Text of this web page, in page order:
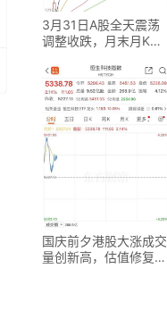
3月31日A股全天震荡
调整收跌，月末月K线
国庆前夕港股大涨成交
量创新高，估值修复行